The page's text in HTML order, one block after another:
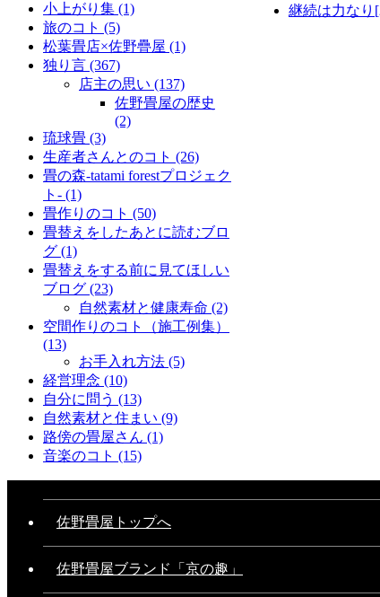
小上がり集 (1)
旅のコト (5)
松葉畳店×佐野疊屋 (1)
独り言 (367)
店主の思い (137)
佐野畳屋の歴史
(2)
琉球畳 (3)
生産者さんとのコト (26)
畳の森-tatami forestプロジェク
ト- (1)
畳作りのコト (50)
畳替えをしたあとに読むブロ
グ (1)
畳替えをする前に見てほしい
ブログ (23)
自然素材と健康寿命 (2)
空間作りのコト（施工例集）
(13)
お手入れ方法 (5)
経営理念 (10)
自分に問う (13)
自然素材と住まい (9)
路傍の畳屋さん (1)
音楽のコト (15)
継続は力なり
佐野畳屋トップへ
佐野畳屋ブランド「京の趣」